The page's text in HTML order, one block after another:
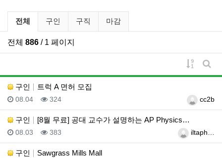
구인/구직 분류 목록
전체 구인 구직 마감
전체 886 / 1 페이지
게시물
게
구인
트럭 A 면허 모집
등록자cc2b
등록일
08.04 조회
324
구인 [8월 무료] 공대 교수가 설명하는 AP Physics…
등록자iltaph…
등록일
08.03 조회
383
구인 Sawgrass Mills Mall